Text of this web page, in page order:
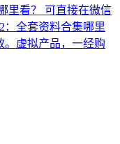
里看？ 可直接在微信
：全套资料合集哪里
。虚拟产品，一经购